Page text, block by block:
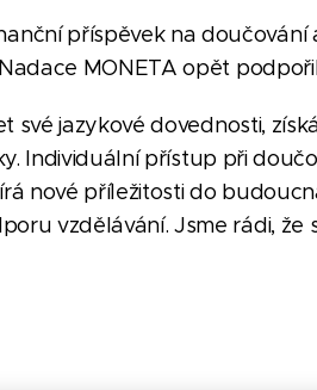
příspěvek na doučování
MONETA opět
jazykové dovednosti,
Individuální přístup při
nové příležitosti do
vzdělávání. Jsme rádi, že